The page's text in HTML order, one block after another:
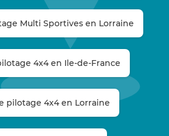
Multi Sportives en Lorraine
4x4 en Ile-de-France
pilotage 4x4 en Lorraine